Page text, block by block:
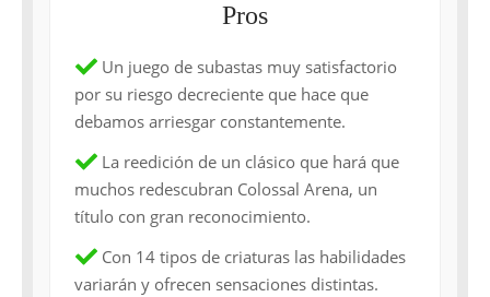
Pros
Un juego de subastas muy satisfactorio
por su riesgo decreciente que hace que
debamos arriesgar constantemente.
La reedición de un clásico que hará que
muchos redescubran Colossal Arena, un
título con gran reconocimiento.
Con 14 tipos de criaturas las habilidades
variarán y ofrecen sensaciones distintas.